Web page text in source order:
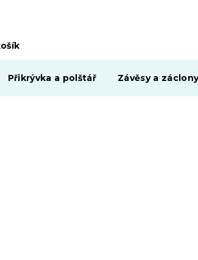
Přikrývka a polštář Závěsy a